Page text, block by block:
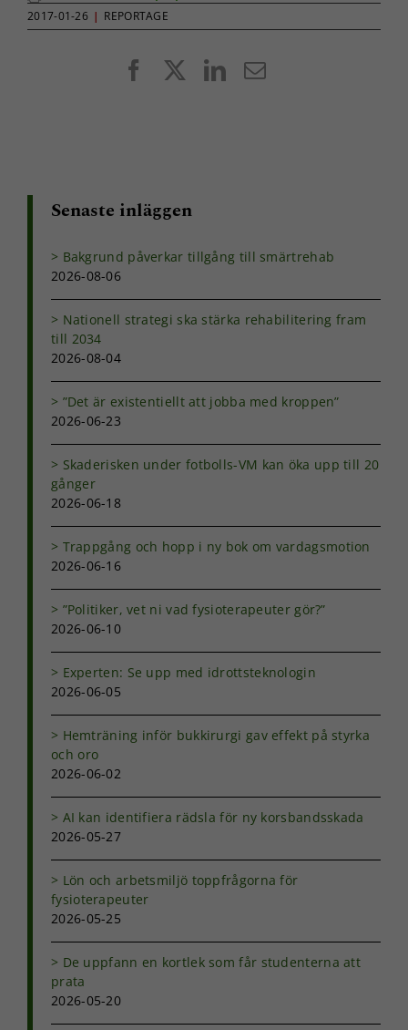
2017-01-26 | REPORTAGE
FacebookLinkedIn
E-
Senaste inläggen
Bakgrund påverkar tillgång till smärtrehab
2026-08-06
Nationell strategi ska stärka rehabilitering fram
till 2034
2026-08-04
”Det är existentiellt att jobba med kroppen”
2026-06-23
Skaderisken under fotbolls-VM kan öka upp till 20
gånger
2026-06-18
Trappgång och hopp i ny bok om vardagsmotion
2026-06-16
”Politiker, vet ni vad fysioterapeuter gör?”
2026-06-10
Experten: Se upp med idrottsteknologin
2026-06-05
Hemträning inför bukkirurgi gav effekt på styrka
och oro
2026-06-02
AI kan identifiera rädsla för ny korsbandsskada
2026-05-27
Lön och arbetsmiljö toppfrågorna för
fysioterapeuter
2026-05-25
De uppfann en kortlek som får studenterna att
prata
2026-05-20
att försvinna
hemsidan.
anpassat innehåll